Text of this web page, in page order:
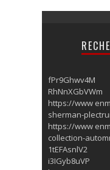
fPr9Ghwv4M
RhNnXGbVWm
https://www
sherman-
https://www
collection-
1tEFAsnlV2
i3IGyb8uVP